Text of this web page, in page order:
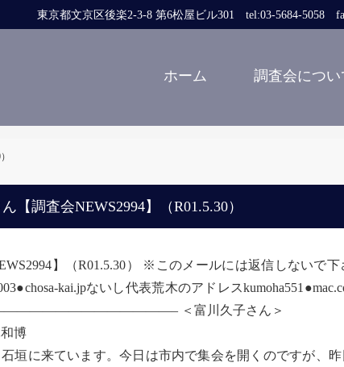
東京都文京区後楽2-3-8 第6松屋ビル301 tel:03-5684-5058
ホーム 調査会につい
【調査会NEWS2994】（R01.5.30）
】（R01.5.30） ※このメールには返信しないで
kai.jpないし代表荒木のアドレス
＜富川久子さん＞
博
垣に来ています。今日は市内で集会を開くのですが、